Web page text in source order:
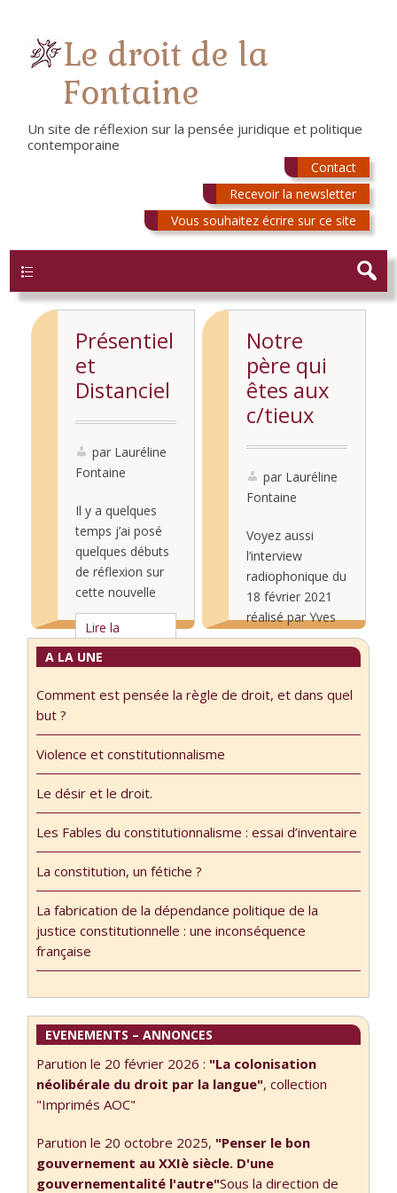
Le droit de la
Fontaine
Un site de réflexion sur la pensée juridique et politique
contemporaine
Contact
Recevoir la newsletter
Vous souhaitez écrire sur ce site
Présentiel
et
Distanciel
par Lauréline
Fontaine
Il y a quelques
temps j’ai posé
quelques débuts
de réflexion sur
cette nouvelle
sémantique qui
laisse à peine le
souvenir de son
encore
: Notre père qui
êtes aux c/tieux.
J’en parle cette
fois avec Yves
Glorian,
journaliste et
interviewer sur
Rdwa. Bonne
Interview du 18 …
Lire la
suite...
Notre
père qui
êtes aux
c/tieux
par Lauréline
Fontaine
Voyez aussi
l’interview
radiophonique du
18 février 2021
réalisé par Yves
Glorian à partir
Comme chacun
le pluriel de
sanitaire et les
en scène de
appel pour notre
salut. Qu’il
s’agisse de
Lire la
suite...
A LA UNE
Comment est pensée la règle de droit, et dans quel
but ?
Violence et constitutionnalisme
Le désir et le droit.
Les Fables du constitutionnalisme : essai d’inventaire
La constitution, un fétiche ?
La fabrication de la dépendance politique de la
justice constitutionnelle : une inconséquence
française
EVENEMENTS – ANNONCES
Parution le 20 février 2026 : "La colonisation
néolibérale du droit par la langue", collection
"Imprimés AOC"
Parution le 20 octobre 2025, "Penser le bon
gouvernement au XXIè siècle. D'une
gouvernementalité l'autre"Sous la direction de